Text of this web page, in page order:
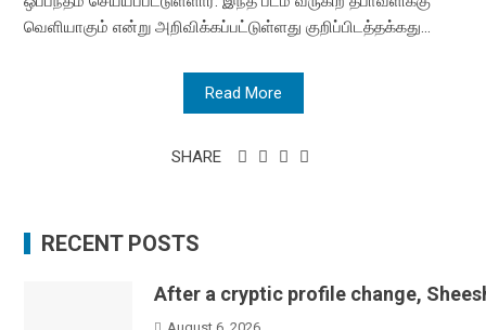
வெளியாகும் என்று அறிவிக்கப்பட்டுள்ளது குறிப்பிடத்தக்கது...
Read More
SHARE
RECENT POSTS
After a cryptic profile change,